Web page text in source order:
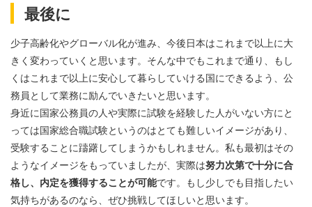
最後に
少子高齢化やグローバル化が進み、今後日本はこれまで以上に大
きく変わっていくと思います。そんな中でもこれまで通り、もし
くはこれまで以上に安心して暮らしていける国にできるよう、公
務員として業務に励んでいきたいと思います。
身近に国家公務員の人や実際に試験を経験した人がいない方にと
っては国家総合職試験というのはとても難しいイメージがあり、
受験することに躊躇してしまうかもしれません。私も最初はその
ようなイメージをもっていましたが、実際は努力次第で十分に合
格し、内定を獲得することが可能です。もし少しでも目指したい
気持ちがあるのなら、ぜひ挑戦してほしいと思います。